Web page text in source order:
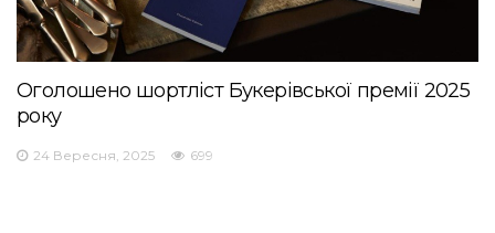
Оголошено шортліст Букерівської премії 2025
року
24 Вересня, 2025 699